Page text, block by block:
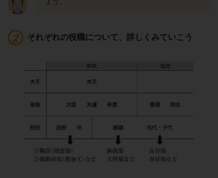
それぞれの役職について、詳しくみていこう